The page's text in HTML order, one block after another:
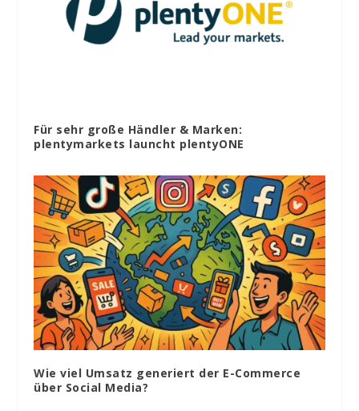
Für sehr große Händler & Marken:
plentymarkets launcht plentyONE
Wie viel Umsatz generiert der E-Commerce
über Social Media?